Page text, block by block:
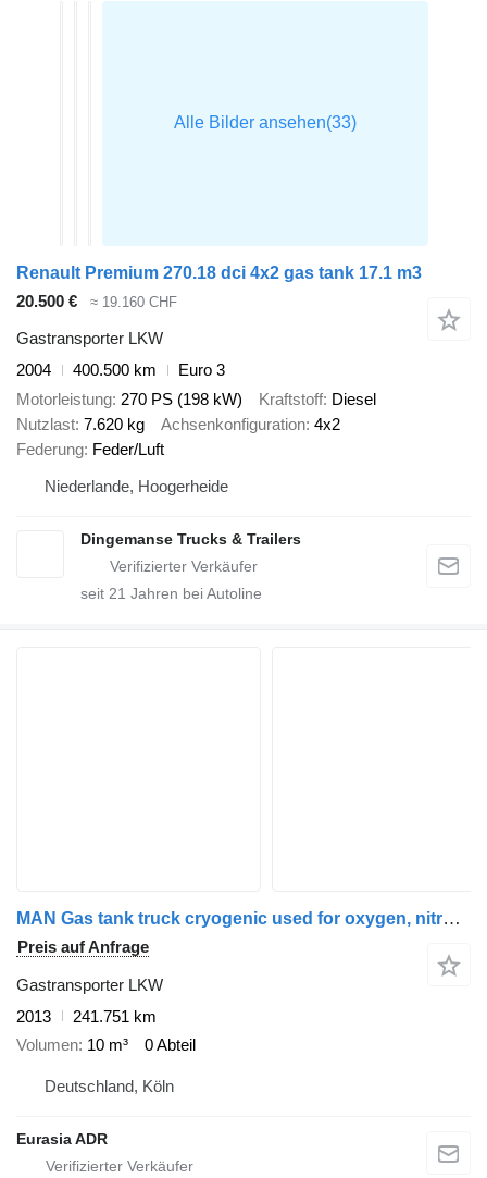
Renault Premium 270.18 dci 4x2 gas tank 17.1 m3
20.500 €
≈ 19.160 CHF
Gastransporter LKW
2004
400.500 km
Euro 3
Motorleistung 270 PS (198 kW) Kraftstoff Diesel
Nutzlast 7.620 kg Achsenkonfiguration 4x2
Federung Feder/Luft
Niederlande, Hoogerheide
Dingemanse Trucks & Trailers
seit 21 Jahren bei Autoline
MAN Gas tank truck cryogenic used for oxygen, nitrogen, argon
Preis auf Anfrage
Gastransporter LKW
2013
241.751 km
Volumen 10 m³ 0 Abteil
Deutschland, Köln
Eurasia ADR